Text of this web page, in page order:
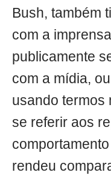
Bush, também
com a
publicamente
com a mídia,
usando termos
se referir aos
rendeu